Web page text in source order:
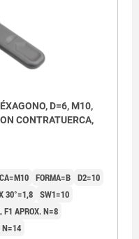
D=6, M10,
CONTRATUERCA,
FORMA=B D2=10
30°=1,8 SW1=10
F1 APROX. N=8
N=14